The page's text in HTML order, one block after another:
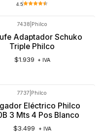
4.5
7438 Philco
Adaptador Schuko
Triple Philco
$1.939 + IVA
7737 Philco
Eléctrico Philco
3 Mts 4 Pos Blanco
$3.499 + IVA